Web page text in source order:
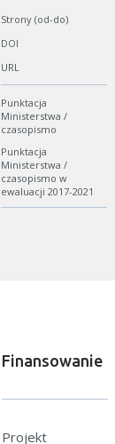
Strony (od-do)
DOI
URL
Punktacja
Ministerstwa /
czasopismo
Punktacja
Ministerstwa /
czasopismo w
ewaluacji 2017-2021
Finansowanie
Projekt